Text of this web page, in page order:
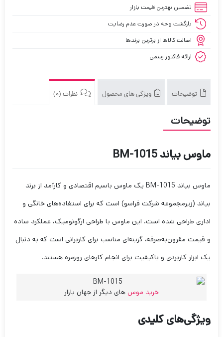
تضمین بهترین قیمت بازار
بازگشت وجه در صورت عدم رضایت
اصالت کالاها از برترین برندها
ارائه فاکتور رسمی
توضیحات ویژگی های محصول نظرات (0)
توضیحات
ماوس بیاند BM-1015
ماوس بیاند BM-1015 یک ماوس باسیم اقتصادی و کارآمد از برند
بیاند (زیرمجموعه شرکت فراسو) است که برای استفاده‌های خانگی و
اداری طراحی شده است. این ماوس با طراحی ارگونومیک، عملکرد ساده
و قیمت مقرون‌به‌صرفه، گزینه‌ای مناسب برای کاربرانی است که به دنبال
یک ابزار کاربردی و باکیفیت برای انجام کارهای روزمره هستند.
خرید موس های دیگر از جهان بازار
ویژگی‌های کلیدی